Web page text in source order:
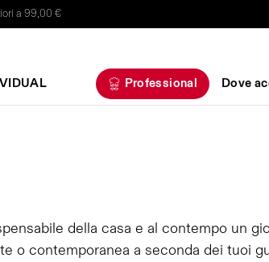
a 99,00 €
Professional Dove
della casa e al contempo un
o contemporanea a seconda dei tuoi